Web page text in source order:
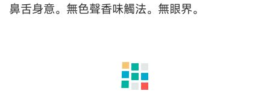
鼻舌身意。無色聲香味觸法。無眼界。